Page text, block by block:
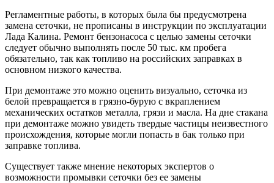
Регламентные работы, в которых была бы предусмотрена
замена сеточки, не прописаны в инструкции по эксплуатации
Лада Калина. Ремонт бензонасоса с целью замены сеточки
следует обычно выполнять после 50 тыс. км пробега
обязательно, так как топливо на российских заправках в
основном низкого качества.
При демонтаже это можно оценить визуально, сеточка из
белой превращается в грязно-бурую с вкраплением
механических остатков металла, грязи и масла. На дне стакана
при демонтаже можно увидеть твердые частицы неизвестного
происхождения, которые могли попасть в бак только при
заправке топлива.
Существует также мнение некоторых экспертов о
возможности промывки сеточки без ее замены